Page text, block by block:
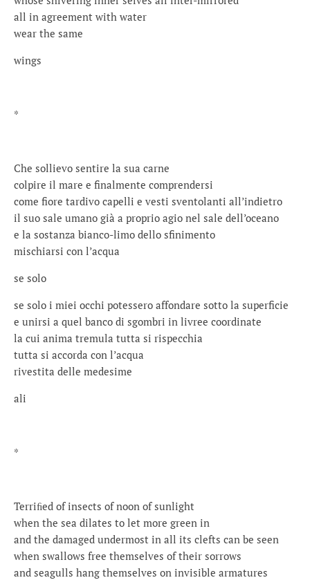
all in agreement with water
wear the same
wings
*
Che sollievo sentire la sua carne
colpire il mare e finalmente comprendersi
come fiore tardivo capelli e vesti sventolanti all’indietro
il suo sale umano già a proprio agio nel sale dell’oceano
e la sostanza bianco-limo dello sfinimento
mischiarsi con l’acqua
se solo
se solo i miei occhi potessero affondare sotto la superficie
e unirsi a quel banco di sgombri in livree coordinate
la cui anima tremula tutta si rispecchia
tutta si accorda con l’acqua
rivestita delle medesime
ali
*
Terriﬁed of insects of noon of sunlight
when the sea dilates to let more green in
and the damaged undermost in all its clefts can be seen
when swallows free themselves of their sorrows
and seagulls hang themselves on invisible armatures